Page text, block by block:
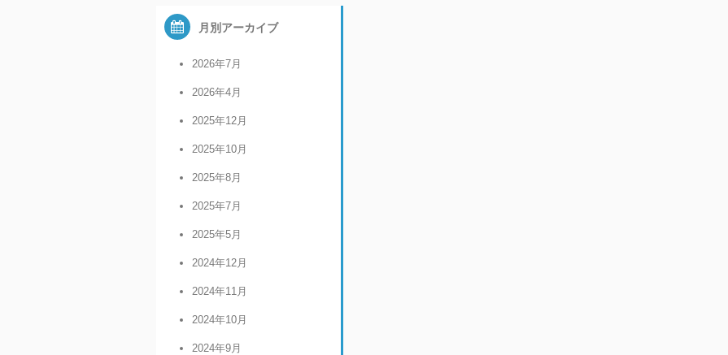
月別アーカイブ
2026年7月
2026年4月
2025年12月
2025年10月
2025年8月
2025年7月
2025年5月
2024年12月
2024年11月
2024年10月
2024年9月